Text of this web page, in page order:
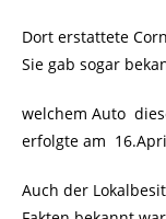
Dort erstattete
Sie gab sogar
welchem Auto
erfolgte am
Auch der